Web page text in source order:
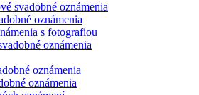
svadobné oznámenia
oznámenia
s fotografiou
oznámenia
oznámenia
oznámenia